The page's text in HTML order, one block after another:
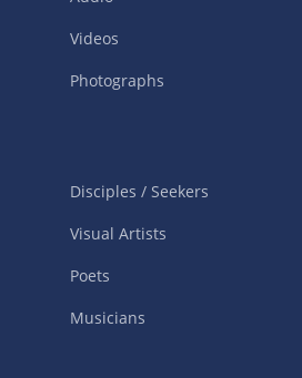
Videos
Photographs
Disciples / Seekers
Visual Artists
Poets
Musicians